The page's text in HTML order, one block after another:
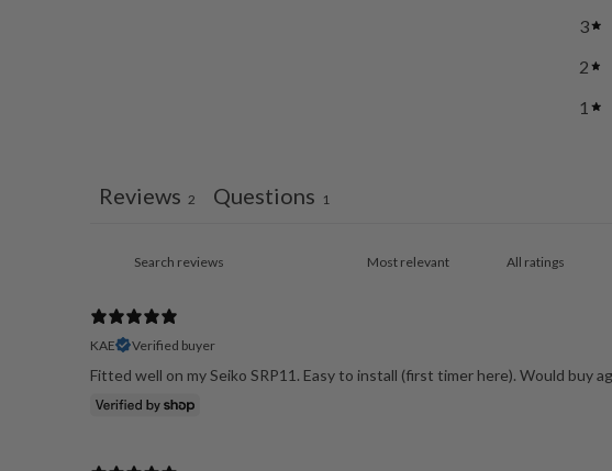
3
2
1
Reviews 2 Questions 1
KAE Verified buyer
Fitted well on my Seiko SRP11. Easy to install (first timer here). Would buy